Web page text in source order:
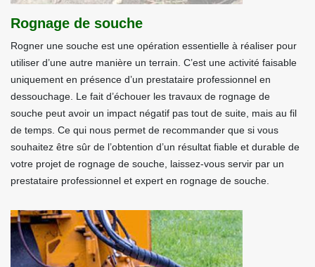
Rognage de souche
Rogner une souche est une opération essentielle à réaliser pour
utiliser d’une autre manière un terrain. C’est une activité faisable
uniquement en présence d’un prestataire professionnel en
dessouchage. Le fait d’échouer les travaux de rognage de
souche peut avoir un impact négatif pas tout de suite, mais au fil
de temps. Ce qui nous permet de recommander que si vous
souhaitez être sûr de l’obtention d’un résultat fiable et durable de
votre projet de rognage de souche, laissez-vous servir par un
prestataire professionnel et expert en rognage de souche.